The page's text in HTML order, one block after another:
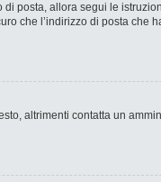
posta, allora segui le
che l’indirizzo di posta che
altrimenti contatta un